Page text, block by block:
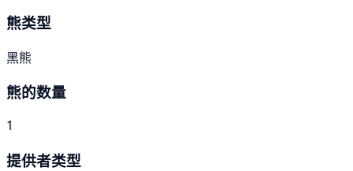
熊类型
黑熊
熊的数量
1
提供者类型